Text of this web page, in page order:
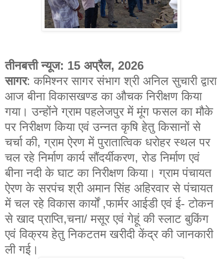
तीनबत्ती न्यूज: 15 अप्रैल, 2026
सागर: कमिश्नर सागर संभाग श्री अनिल सुचारी द्वारा
आज बीना विकासखण्ड का औचक निरीक्षण किया
गया। उन्होंने ग्राम पहलेजपुर में मूंग फसल का मौके
पर निरीक्षण किया एवं उन्नत कृषि हेतु किसानों से
चर्चा की, ग्राम ऐरण में पुरातात्विक धरोहर स्थल पर
चल रहे निर्माण कार्य सौंदर्यीकरण, रोड निर्माण एवं
बीना नदी के घाट का निरीक्षण किया। ग्राम पंचायत
ऐरण के सरपंच श्री अमान सिंह अहिरवार से पंचायत
में चल रहे विकास कार्यों ,फार्मर आईडी एवं ई- टोकन
से खाद प्राप्ति,चना/ मसूर एवं गेहूं की स्लाट बुकिंग
एवं विक्रय हेतु निकटतम खरीदी केंद्र की जानकारी
ली गई।